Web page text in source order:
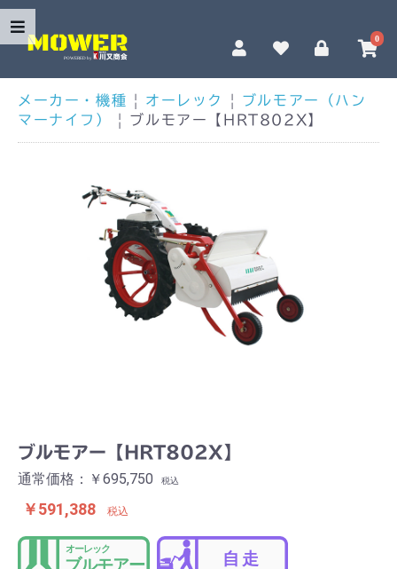
0
メーカー・機種 | オーレック | ブルモアー（ハン
マーナイフ）
| ブルモアー【HRT802X】
ブルモアー【HRT802X】
通常価格：￥695,750 税込
￥591,388 税込